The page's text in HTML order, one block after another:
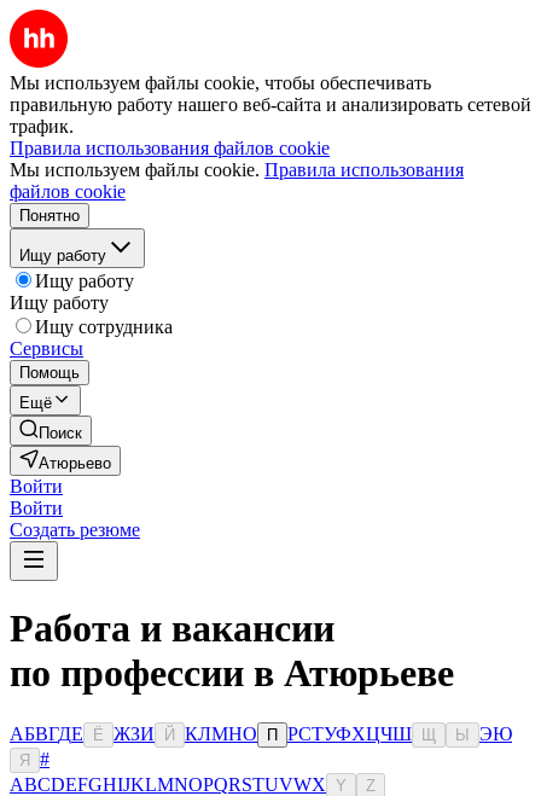
Мы используем файлы cookie, чтобы обеспечивать
правильную работу нашего веб-сайта и анализировать сетевой
трафик.
Правила использования файлов cookie
Мы используем файлы cookie. Правила использования
файлов cookie
Понятно
Ищу работу
Ищу работу
Ищу работу
Ищу сотрудника
Сервисы
Помощь
Ещё
Поиск
Атюрьево
Войти
Войти
Создать резюме
Работа и вакансии
по профессии в Атюрьеве
АБВГДЕ Ё ЖЗИ Й КЛМНО П РСТУФХЦЧШ Ы ЭЮ
Я
#
ABCDEFGHIJKLMNOPQRSTUVWX Y Z